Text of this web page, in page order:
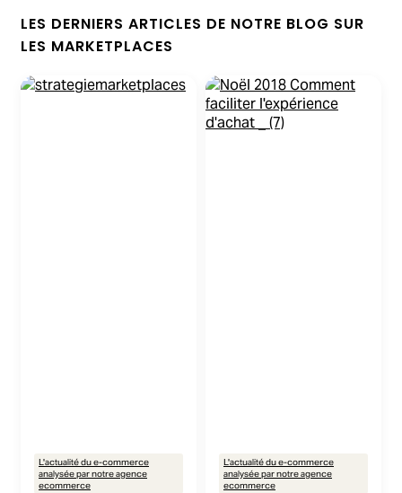
LES DERNIERS ARTICLES DE NOTRE BLOG SUR
LES MARKETPLACES
L'actualité du e-commerce
analysée par notre agence
ecommerce
L'actualité du e-commerce
analysée par notre agence
ecommerce